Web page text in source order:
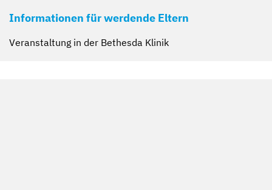
Informationen für werdende Eltern
Veranstaltung in der Bethesda Klinik